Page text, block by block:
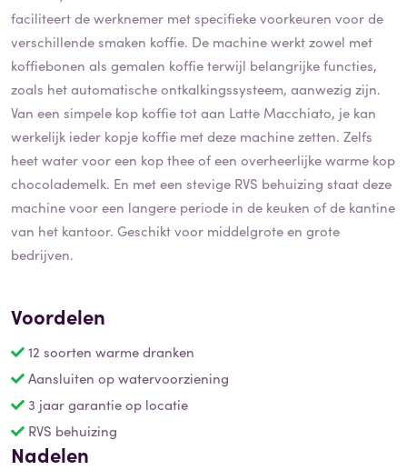
faciliteert de werknemer met specifieke voorkeuren voor de
verschillende smaken koffie. De machine werkt zowel met
koffiebonen als gemalen koffie terwijl belangrijke functies,
zoals het automatische ontkalkingssysteem, aanwezig zijn.
Van een simpele kop koffie tot aan Latte Macchiato, je kan
werkelijk ieder kopje koffie met deze machine zetten. Zelfs
heet water voor een kop thee of een overheerlijke warme kop
chocolademelk. En met een stevige RVS behuizing staat deze
machine voor een langere periode in de keuken of de kantine
van het kantoor. Geschikt voor middelgrote en grote
bedrijven.
Voordelen
12 soorten warme dranken
Aansluiten op watervoorziening
3 jaar garantie op locatie
RVS behuizing
Nadelen